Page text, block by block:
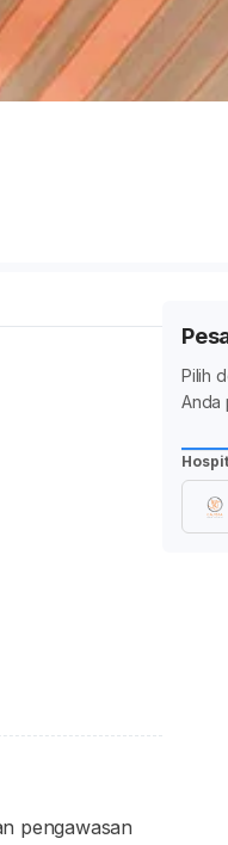
pengawasan
Pilih
Anda